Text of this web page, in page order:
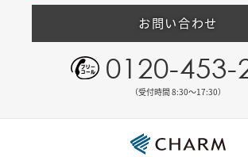
お問い合わせ
0120-453-
（受付時間 8:30〜17:30）